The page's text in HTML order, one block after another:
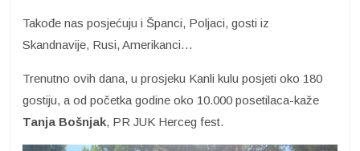
Takođe nas posjećuju i Španci, Poljaci, gosti iz
Skandnavije, Rusi, Amerikanci…
Trenutno ovih dana, u prosjeku Kanli kulu posjeti oko 180
gostiju, a od početka godine oko 10.000 posetilaca-kaže
Tanja Bošnjak, PR JUK Herceg fest.